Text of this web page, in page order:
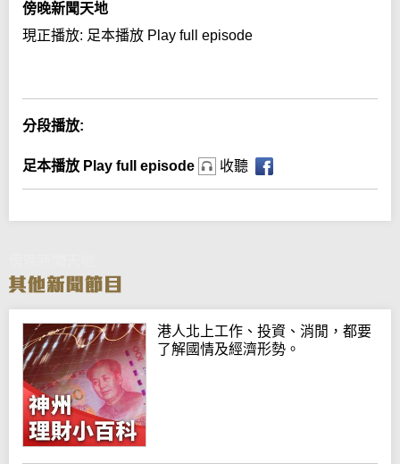
傍晚新聞天地
現正播放: 足本播放 Play full episode
分段播放:
足本播放 Play full episode 收聽
港人北上工作、投資、消閒，都要
了解國情及經濟形勢。